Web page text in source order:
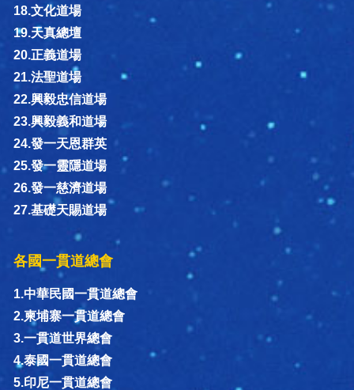
18.文化道場
19.天真總壇
20.正義道場
21.法聖道場
22.興毅忠信道場
23.興毅義和道場
24.發一天恩群英
25.發一靈隱道場
26.發一慈濟道場
27.基礎天賜道場
各國一貫道總會
1.中華民國一貫道總會
2.柬埔寨一貫道總會
3.一貫道世界總會
4.泰國一貫道總會
5.印尼一貫道總會